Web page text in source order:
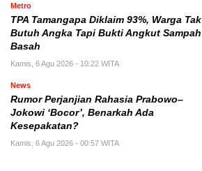
Metro
TPA Tamangapa Diklaim 93%, Warga Tak
Butuh Angka Tapi Bukti Angkut Sampah
Basah
Kamis, 6 Agu 2026 - 10:22 WITA
News
Rumor Perjanjian Rahasia Prabowo–
Jokowi ‘Bocor’, Benarkah Ada
Kesepakatan?
Kamis, 6 Agu 2026 - 00:57 WITA